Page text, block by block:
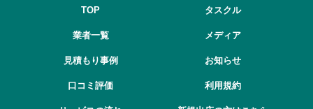
TOP
業者一覧
見積もり事例
口コミ評価
タスクル
メディア
お知らせ
利用規約